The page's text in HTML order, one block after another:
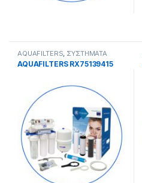
AQUAFILTERS ΣΥΣΤΗΜΑΤΑ
ΑΝΤΙΣΤΡΟΦΗΣ ΟΣΜΟΣΗΣ
AQUAFILTERS RX75139415